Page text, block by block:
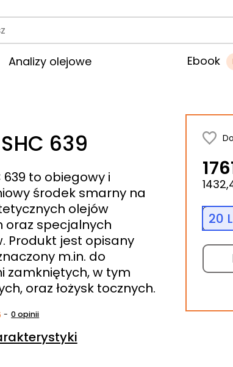
Analizy olejowe Ebook
639
639 to obiegowy i
środek smarny na
olejów
oraz specjalnych
Produkt jest opisany
m.in. do
zamkniętych, w tym
oraz łożysk tocznych.
- 0opinii
20 L